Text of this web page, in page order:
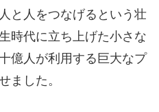
と人をつなげるという壮
時代に立ち上げた小さな
億人が利用する巨大なプ
ました。